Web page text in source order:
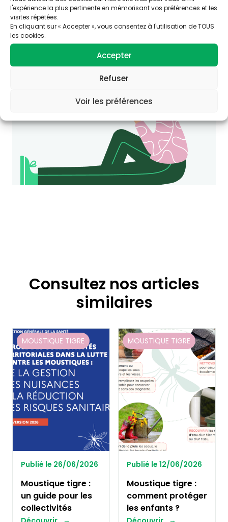
l'expérience la plus pertinente en mémorisant vos préférences et les
visites répétées.
En cliquant sur « Accepter », vous consentez à l'utilisation de TOUS
les cookies.
Accepter
Refuser
Voir les préférences
Vous souhaitez en savoir plus sur
cette thématique ?
Consultez le site Agir-ese.org, des ressources
pour agir en Éducation et promotion de la
Santé-Environnement.
Consultez nos articles
similaires
MOUSTIQUE TIGRE
Publié le 26/06/2026
Moustique tigre :
un guide pour les
collectivités
MOUSTIQUE TIGRE
Publié le 12/06/2026
Moustique tigre :
comment protéger
les enfants ?